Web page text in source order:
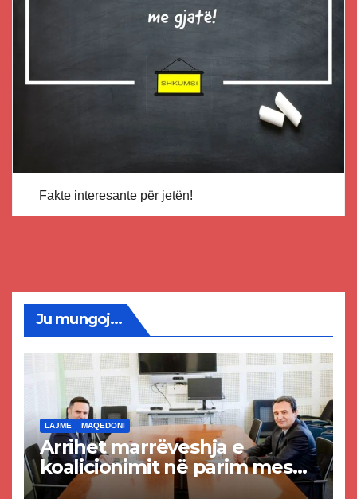
Fakte interesante për jetën!
Ju mungoj...
LAJME MAQEDONI
Arrihet marrëveshja e
koalicionimit në parim mes
Kurtit dhe Abdixhikut